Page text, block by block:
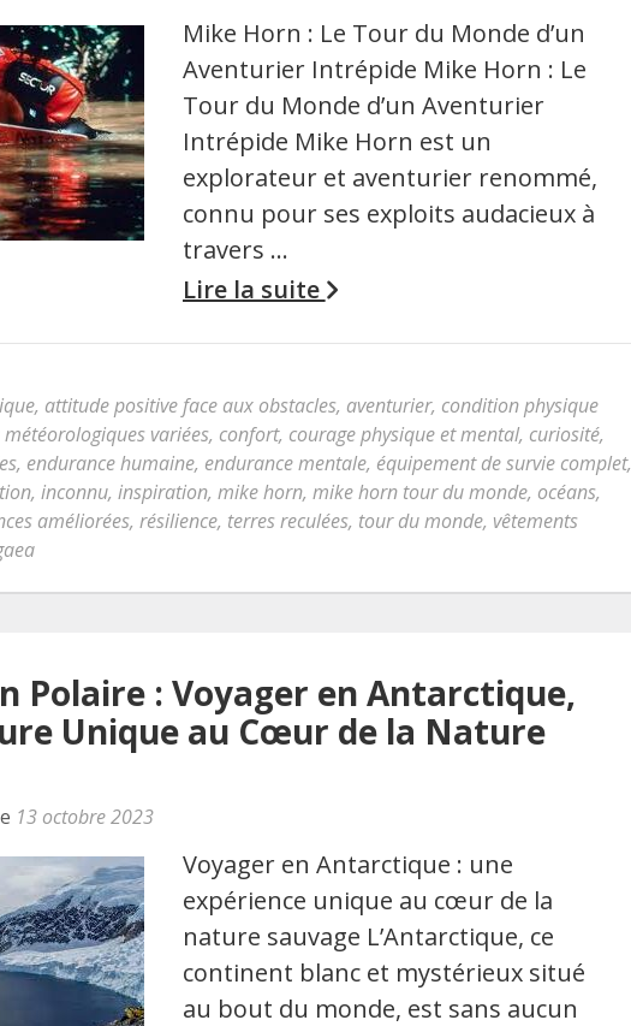
Mike Horn : Le Tour du Monde d’un
Aventurier Intrépide Mike Horn : Le
Tour du Monde d’un Aventurier
Intrépide Mike Horn est un
explorateur et aventurier renommé,
connu pour ses exploits audacieux à
travers …
Lire la suite
, attitude positive face aux obstacles, aventurier, condition physique
variées, confort, courage physique et mental, curiosité,
, endurance humaine, endurance mentale, équipement de survie complet,
, inconnu, inspiration, mike horn, mike horn tour du monde, océans,
améliorées, résilience, terres reculées, tour du monde, vêtements
Polaire : Voyager en Antarctique,
Unique au Cœur de la Nature
13 octobre 2023
Voyager en Antarctique : une
expérience unique au cœur de la
nature sauvage L’Antarctique, ce
continent blanc et mystérieux situé
au bout du monde, est sans aucun